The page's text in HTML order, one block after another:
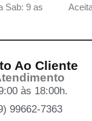
Sab: 9 as
Ao Cliente
às 18:00h.
99662-7363